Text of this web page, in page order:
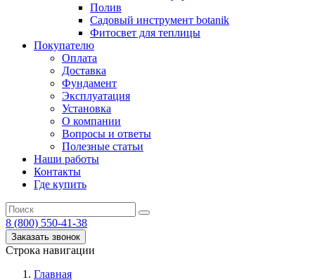
Полив
Садовый инструмент botanik
Фитосвет для теплицы
Покупателю
Оплата
Доставка
Фундамент
Эксплуатация
Установка
О компании
Вопросы и ответы
Полезные статьи
Наши работы
Контакты
Где купить
8 (800) 550-41-38
Заказать звонок
Строка навигации
Главная